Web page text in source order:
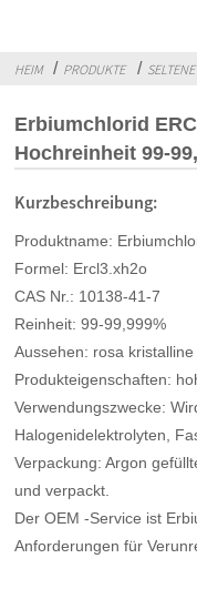
HEIM PRODUKTE
Erbiumchlorid
Hochreinheit 99-
Kurzbeschreibung:
Produktname:
Formel: Ercl3.xh2o
CAS Nr.: 10138-41-7
Reinheit: 99-99,999%
Aussehen: rosa kristalline
Produkteigenschaften:
Verwendungszwecke:
Halogenidelektrolyten,
Verpackung: Argon
und verpackt.
Der OEM -Service ist
Anforderungen für